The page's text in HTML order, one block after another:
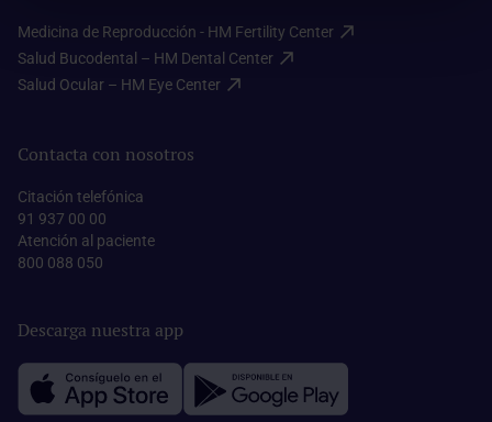
Medicina de Reproducción - HM Fertility Center​
Salud Bucodental – HM Dental Center​
Salud Ocular – HM Eye Center​
Contacta con nosotros
Citación telefónica
91 937 00 00
Atención al paciente
800 088 050
Descarga nuestra app